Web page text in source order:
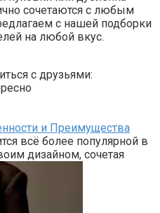
сочетаются с любым
с нашей подборки
на любой вкус.
с друзьями:
и Преимущества
всё более популярной в
дизайном, сочетая